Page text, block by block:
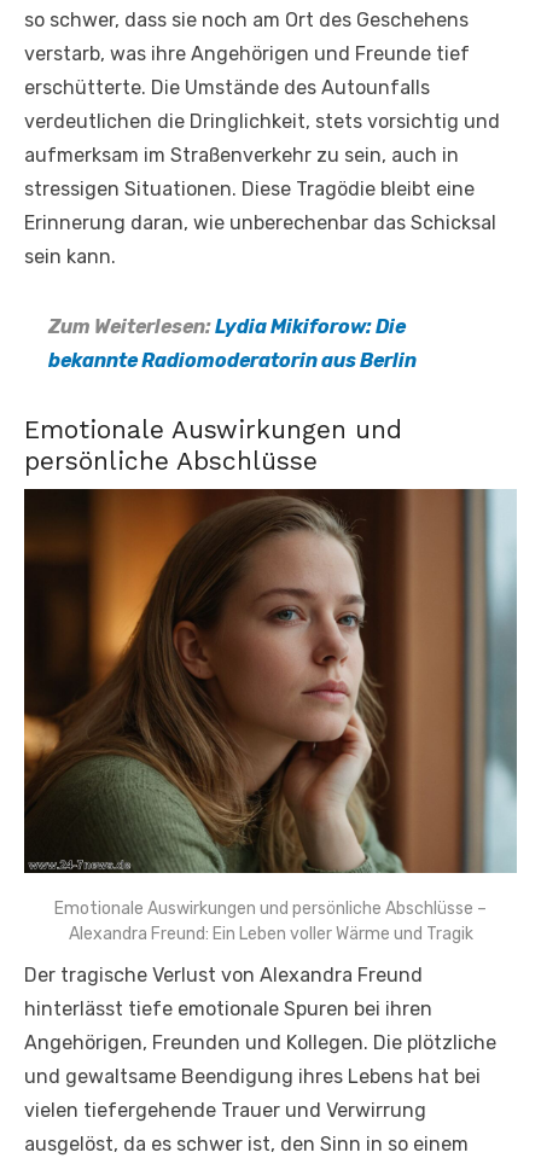
so schwer, dass sie noch am Ort des Geschehens
verstarb, was ihre Angehörigen und Freunde tief
erschütterte. Die Umstände des Autounfalls
verdeutlichen die Dringlichkeit, stets vorsichtig und
aufmerksam im Straßenverkehr zu sein, auch in
stressigen Situationen. Diese Tragödie bleibt eine
Erinnerung daran, wie unberechenbar das Schicksal
sein kann.
Zum Weiterlesen:Lydia Mikiforow: Die
bekannte Radiomoderatorin aus Berlin
Emotionale Auswirkungen und
persönliche Abschlüsse
Emotionale Auswirkungen und persönliche Abschlüsse –
Alexandra Freund: Ein Leben voller Wärme und Tragik
Der tragische Verlust von Alexandra Freund
hinterlässt tiefe emotionale Spuren bei ihren
Angehörigen, Freunden und Kollegen. Die plötzliche
und gewaltsame Beendigung ihres Lebens hat bei
vielen tiefergehende Trauer und Verwirrung
ausgelöst, da es schwer ist, den Sinn in so einem